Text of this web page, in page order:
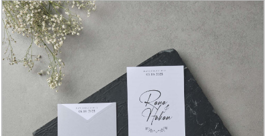
Zarfsız,
Hesaplı
Davetiye
Modelleri
Karikatürlü